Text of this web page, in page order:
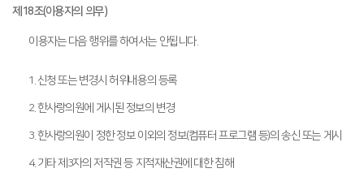
제18조(이용자의 의무)
이용자는 다음 행위를 하여서는 안됩니다.
1. 신청 또는 변경시 허위내용의 등록
2. 한사랑의원에 게시된 정보의 변경
3. 한사랑의원이 정한 정보 이외의 정보(컴퓨터 프로그램 등)의 송신 또는 게시
4. 기타 제3자의 저작권 등 지적재산권에 대한 침해